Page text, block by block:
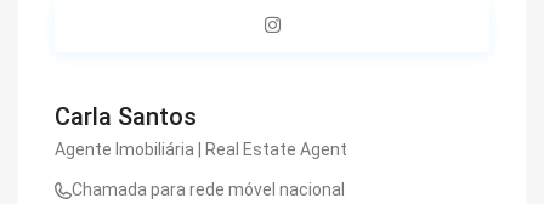
Carla Santos
Agente Imobiliária | Real Estate Agent
Chamada para rede móvel nacional